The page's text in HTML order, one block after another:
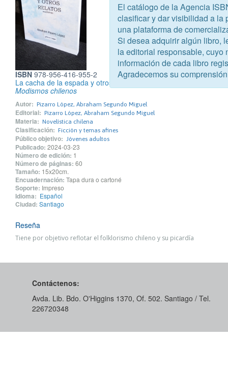
ISBN 978-956-416-955-2
La cacha de la espada y otros relatos
Modismos chilenos
Autor: Pizarro López, Abraham Segundo Miguel
Editorial: Pizarro López, Abraham Segundo Miguel
Materia: Novelística chilena
Clasificación: Ficción y temas afines
Público objetivo: Jóvenes adultos
Publicado: 2024-03-23
Número de edición: 1
Número de páginas: 60
Tamaño: 15x20cm.
Encuadernación: Tapa dura o cartoné
Soporte: Impreso
Idioma: Español
Ciudad: Santiago
Reseña
Tiene por objetivo reflotar el folklorismo chileno y su picardía
Contáctenos:
Avda. Lib. Bdo. O'Higgins 1370, Of. 502. Santiago / Tel.
226720348
El catálogo de la Agencia
clasificar y dar visibilidad a la
una plataforma de
Si desea adquirir algún libro,
la editorial responsable, cuyo
información de cada libro
Agradecemos su